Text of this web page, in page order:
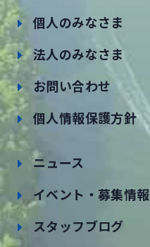
個人のみなさま
法人のみなさま
お問い合わせ
個人情報保護方針
ニュース
イベント・募集情報
スタッフブログ